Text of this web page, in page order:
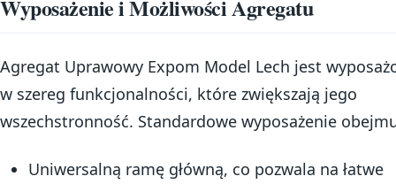
Wyposażenie i Możliwości Agregatu
Agregat Uprawowy Expom Model Lech jest
w szereg funkcjonalności, które zwiększają jego
wszechstronność. Standardowe wyposażenie
Uniwersalną ramę główną, co pozwala na łatwe